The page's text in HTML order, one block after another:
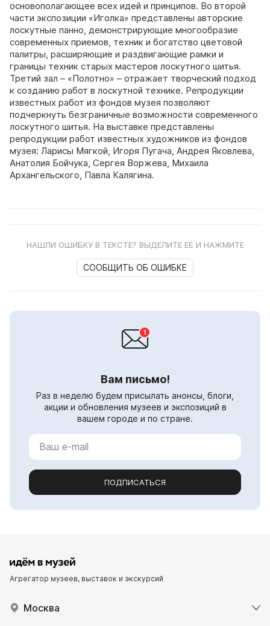
основополагающее всех идей и принципов. Во второй
части экспозиции «Иголка» представлены авторские
лоскутные панно, демонстрирующие многообразие
современных приемов, техник и богатство цветовой
палитры, расширяющие и раздвигающие рамки и
границы техник старых мастеров лоскутного шитья.
Третий зал – «Полотно» – отражает творческий подход
к созданию работ в лоскутной технике. Репродукции
известных работ из фондов музея позволяют
подчеркнуть безграничные возможности современного
лоскутного шитья. На выставке представлены
репродукции работ известных художников из фондов
музея: Ларисы Мягкой, Игоря Пугача, Андрея Яковлева,
Анатолия Бойчука, Сергея Воржева, Михаила
Архангельского, Павла Калягина.
НАШЛИ ОШИБКУ В ТЕКСТЕ? ВЫДЕЛИТЕ ЕЁ И НАЖМИТЕ
СООБЩИТЬ ОБ ОШИБКЕ
Вам письмо!
Раз в неделю будем присылать анонсы, блоги,
акции и обновления музеев и экспозиций в
вашем городе и по стране.
ПОДПИСАТЬСЯ
Агрегатор музеев, выставок и экскурсий
Москва